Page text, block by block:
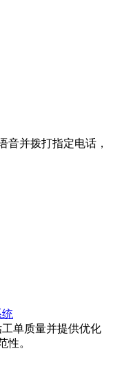
音并拨打指定电话，
统
单质量并提供优化
性。